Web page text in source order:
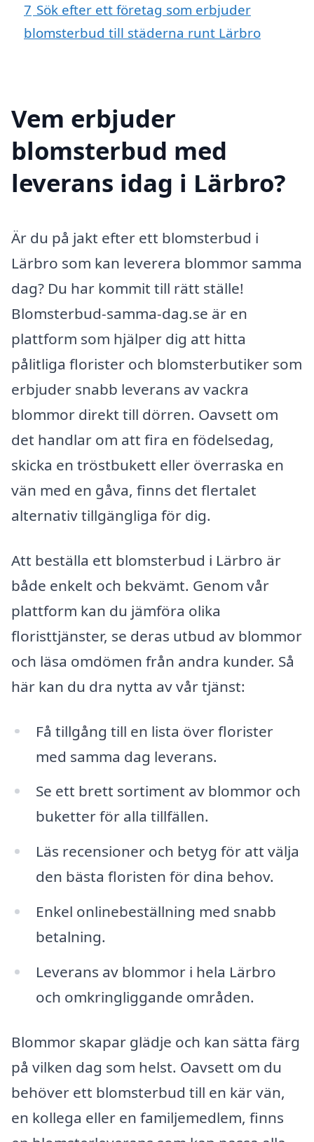
7 Sök efter ett företag som erbjuder
blomsterbud till städerna runt Lärbro
Vem erbjuder
blomsterbud med
leverans idag i Lärbro?
Är du på jakt efter ett blomsterbud i
Lärbro som kan leverera blommor samma
dag? Du har kommit till rätt ställe!
Blomsterbud-samma-dag.se är en
plattform som hjälper dig att hitta
pålitliga florister och blomsterbutiker som
erbjuder snabb leverans av vackra
blommor direkt till dörren. Oavsett om
det handlar om att fira en födelsedag,
skicka en tröstbukett eller överraska en
vän med en gåva, finns det flertalet
alternativ tillgängliga för dig.
Att beställa ett blomsterbud i Lärbro är
både enkelt och bekvämt. Genom vår
plattform kan du jämföra olika
floristtjänster, se deras utbud av blommor
och läsa omdömen från andra kunder. Så
här kan du dra nytta av vår tjänst:
Få tillgång till en lista över florister
med samma dag leverans.
Se ett brett sortiment av blommor och
buketter för alla tillfällen.
Läs recensioner och betyg för att välja
den bästa floristen för dina behov.
Enkel onlinebeställning med snabb
betalning.
Leverans av blommor i hela Lärbro
och omkringliggande områden.
Blommor skapar glädje och kan sätta färg
på vilken dag som helst. Oavsett om du
behöver ett blomsterbud till en kär vän,
en kollega eller en familjemedlem, finns